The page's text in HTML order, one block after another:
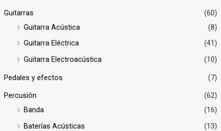
Guitarras
(60)
Guitarra Acústica
(8)
Guitarra Eléctrica
(41)
Guitarra Electroacústica
(10)
Pedales y efectos (7)
Percusión
(62)
Banda
(16)
Baterías Acústicas
(13)